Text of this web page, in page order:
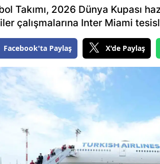
Takımı, 2026 Dünya Kupası
çalışmalarına Inter Miami
Facebook'ta Paylaş X'de Paylaş